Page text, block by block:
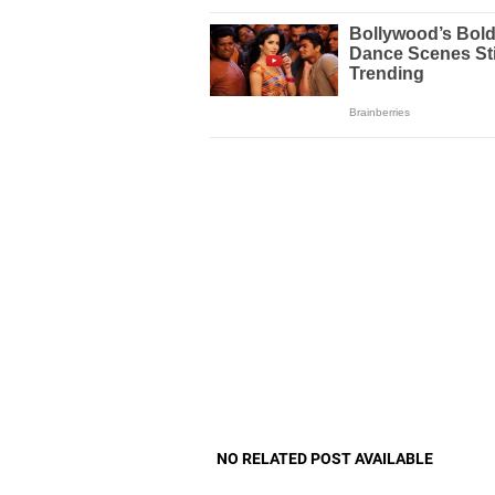
NO RELATED POST AVAILABLE